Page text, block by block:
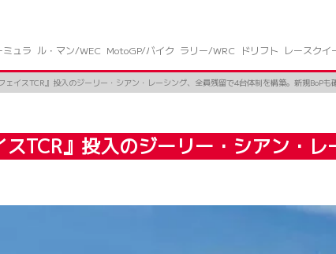
ミュラ ル・マン/WEC MotoGP/バイク ラリー/WRC ドリフト レースクイ
ェイスTCR』投入のジーリー・シアン・レーシング、全員残留で4台体制を構築。新規BoPも
TCR』投入のジーリー・シアン・